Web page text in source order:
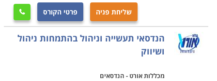
שליחת פניה פרטי הקורס 
הנדסאי תעשייה וניהול בהתמחות ניהול
ושיווק
מכללות אורט - הנדסאים